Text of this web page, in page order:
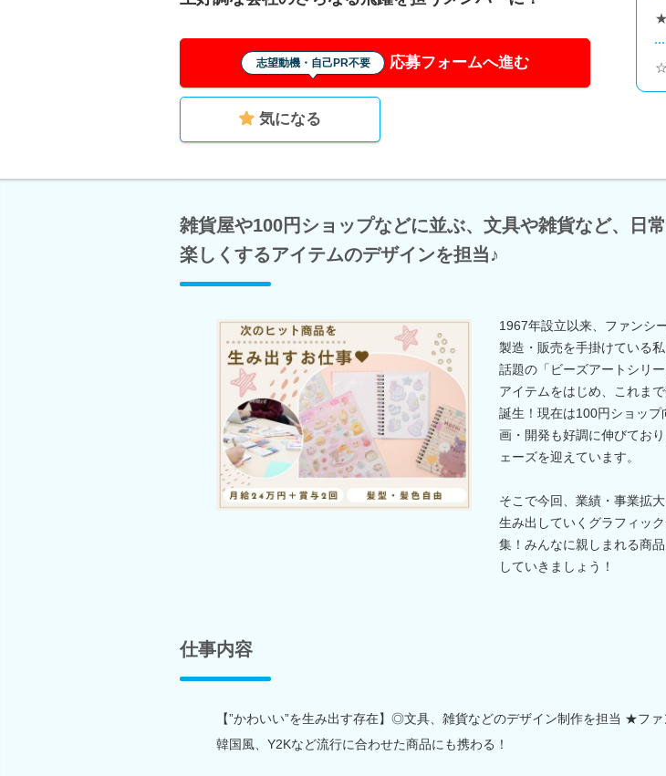
志望動機・自己PR不要 応募フォームへ進む
気になる
★
☆
雑貨屋や100円ショップなどに並ぶ、文具や雑貨など、日
楽しくするアイテムのデザインを担当♪
1967年設立以来、ファンシ
製造・販売を手掛けている
話題の「ビーズアートシリ
アイテムをはじめ、これま
誕生！現在は100円ショップ
画・開発も好調に伸びてお
ェーズを迎えています。
そこで今回、業績・事業拡
生み出していくグラフィッ
集！みんなに親しまれる商
していきましょう！
仕事内容
【”かわいい”を生み出す存在】◎文具、雑貨などのデザイン制作を担当 ★ファ
韓国風、Y2Kなど流行に合わせた商品にも携わる！